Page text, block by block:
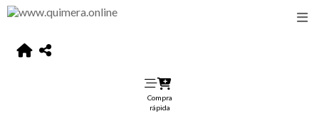
Compra
rápida